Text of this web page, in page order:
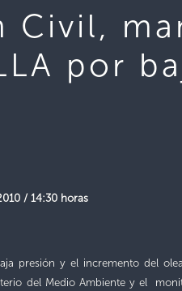
Civil,
por
/ 14:30 horas
presión y el incremento del
del Medio Ambiente y el